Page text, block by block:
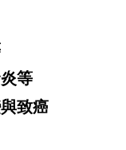
等
致癌